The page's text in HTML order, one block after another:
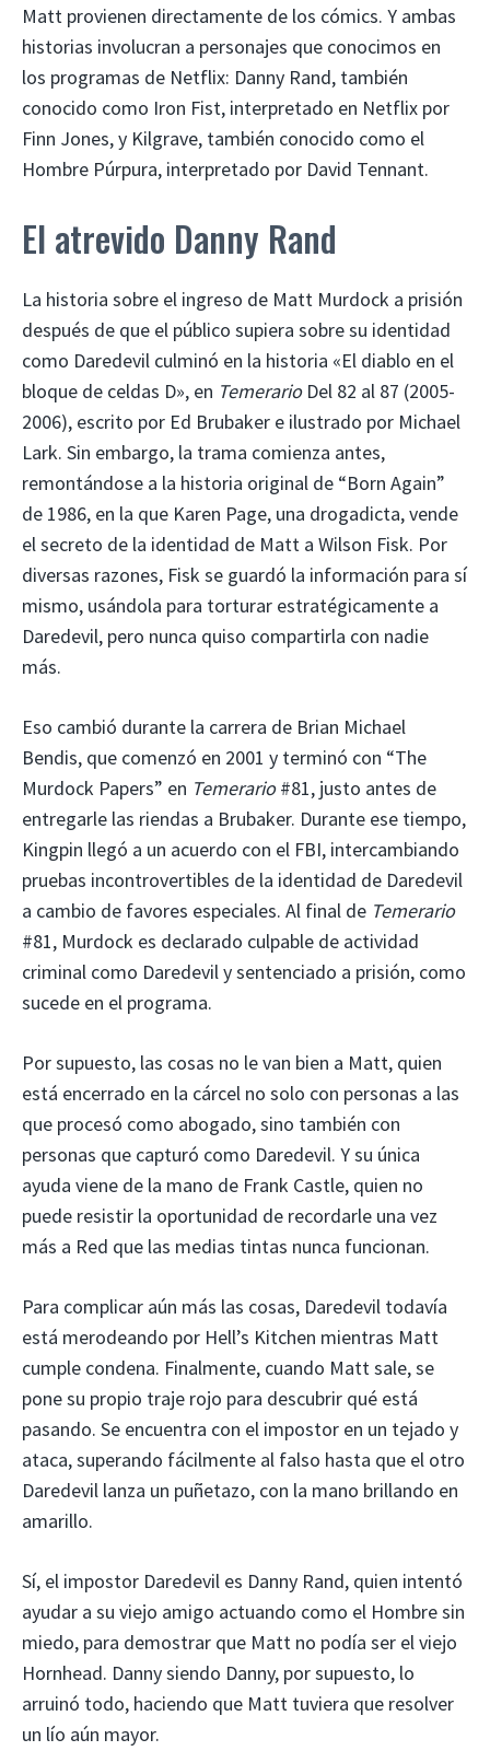
Matt provienen directamente de los cómics. Y ambas
historias involucran a personajes que conocimos en
los programas de Netflix: Danny Rand, también
conocido como Iron Fist, interpretado en Netflix por
Finn Jones, y Kilgrave, también conocido como el
Hombre Púrpura, interpretado por David Tennant.
El atrevido Danny Rand
La historia sobre el ingreso de Matt Murdock a prisión
después de que el público supiera sobre su identidad
como Daredevil culminó en la historia «El diablo en el
bloque de celdas D», en TemerarioDel 82 al 87 (2005-
2006), escrito por Ed Brubaker e ilustrado por Michael
Lark. Sin embargo, la trama comienza antes,
remontándose a la historia original de “Born Again”
de 1986, en la que Karen Page, una drogadicta, vende
el secreto de la identidad de Matt a Wilson Fisk. Por
diversas razones, Fisk se guardó la información para sí
mismo, usándola para torturar estratégicamente a
Daredevil, pero nunca quiso compartirla con nadie
más.
Eso cambió durante la carrera de Brian Michael
Bendis, que comenzó en 2001 y terminó con “The
Murdock Papers” en Temerario#81, justo antes de
entregarle las riendas a Brubaker. Durante ese tiempo,
Kingpin llegó a un acuerdo con el FBI, intercambiando
pruebas incontrovertibles de la identidad de Daredevil
a cambio de favores especiales. Al final de Temerario
#81, Murdock es declarado culpable de actividad
criminal como Daredevil y sentenciado a prisión, como
sucede en el programa.
Por supuesto, las cosas no le van bien a Matt, quien
está encerrado en la cárcel no solo con personas a las
que procesó como abogado, sino también con
personas que capturó como Daredevil. Y su única
ayuda viene de la mano de Frank Castle, quien no
puede resistir la oportunidad de recordarle una vez
más a Red que las medias tintas nunca funcionan.
Para complicar aún más las cosas, Daredevil todavía
está merodeando por Hell’s Kitchen mientras Matt
cumple condena. Finalmente, cuando Matt sale, se
pone su propio traje rojo para descubrir qué está
pasando. Se encuentra con el impostor en un tejado y
ataca, superando fácilmente al falso hasta que el otro
Daredevil lanza un puñetazo, con la mano brillando en
amarillo.
Sí, el impostor Daredevil es Danny Rand, quien intentó
ayudar a su viejo amigo actuando como el Hombre sin
miedo, para demostrar que Matt no podía ser el viejo
Hornhead. Danny siendo Danny, por supuesto, lo
arruinó todo, haciendo que Matt tuviera que resolver
un lío aún mayor.